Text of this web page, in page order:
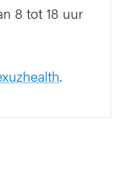
8 tot 18 uur
.